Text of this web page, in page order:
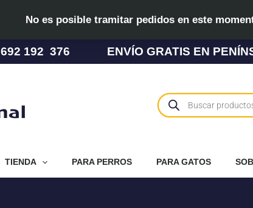
No es posible tramitar pedidos en este
692 192 376 ENVÍO GRATIS EN
Búsqueda
de
productos
TIENDA PARA PERROS PARA GATOS